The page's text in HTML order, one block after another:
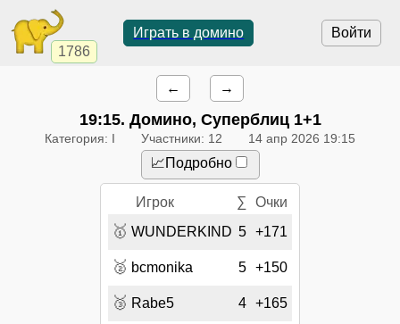
1786
Войти
Играть в домино
← →
19:15. Домино, Суперблиц 1+1
Категория: I Участники: 12 14 апр 2026 19:15
📈Подробно
Игрок ∑ Очки
🥇 WUNDERKIND 5 +171
🥈 bcmonika 5 +150
🥉 Rabe5 4 +165